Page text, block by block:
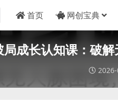
首页 网创宝典
成长认知课：破